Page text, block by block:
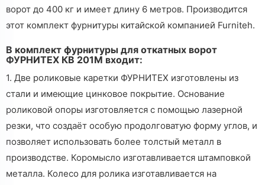
ворот до 400 кг и имеет длину 6 метров. Производится
этот комплект фурнитуры китайской компанией Furniteh.
В комплект фурнитуры для откатных ворот
ФУРНИТЕХ КВ 201М входит:
1. Две роликовые каретки ФУРНИТЕХ изготовлены из
стали и имеющие цинковое покрытие. Основание
роликовой опоры изготовляется с помощью лазерной
резки, что создаёт особую продолговатую форму углов, и
позволяет использовать более толстый металл в
производстве. Коромысло изготавливается штамповкой
металла. Колесо для ролика изготавливается на